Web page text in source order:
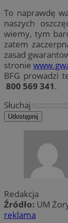
To naprawdę
naszych
wiemy, tym
zatem
zasad
stronie
BFG prowadzi
800 569 341.
Słuchaj
Udostępnij
Redakcja
Źródło: UM
reklama